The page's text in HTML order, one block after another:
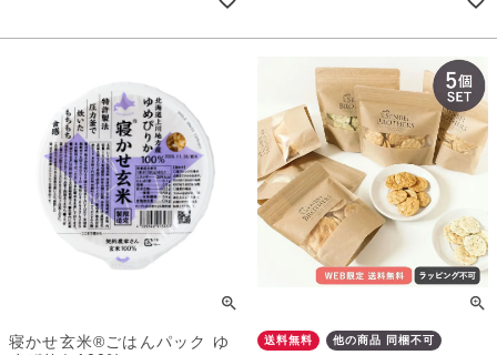
寝かせ玄米®ごはんパック ゆ
送料無料 他の商品 同梱不可